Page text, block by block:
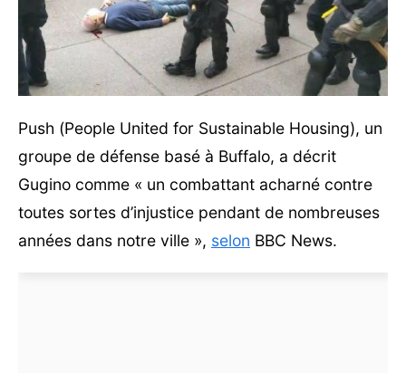
Push (People United for Sustainable Housing), un
groupe de défense basé à Buffalo, a décrit
Gugino comme « un combattant acharné contre
toutes sortes d’injustice pendant de nombreuses
années dans notre ville », selon BBC News.